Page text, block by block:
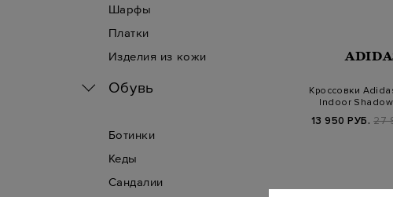
Шарфы
Платки
Изделия из кожи
Обувь
Ботинки
Кеды
Сандалии
Кроссовки
Indoor Shadow
13 950 РУБ. 27